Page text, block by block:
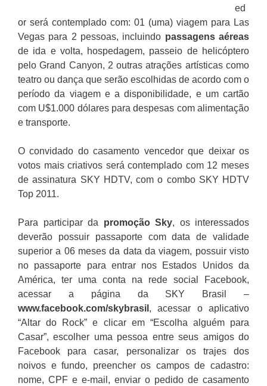
ed
or será contemplado com: 01 (uma) viagem para Las
Vegas para 2 pessoas, incluindo passagens aéreas
de ida e volta, hospedagem, passeio de helicóptero
pelo Grand Canyon, 2 outras atrações artísticas como
teatro ou dança que serão escolhidas de acordo com o
período da viagem e a disponibilidade, e um cartão
com U$1.000 dólares para despesas com alimentação
e transporte.
O convidado do casamento vencedor que deixar os
votos mais criativos será contemplado com 12 meses
de assinatura SKY HDTV, com o combo SKY HDTV
Top 2011.
Para participar da promoção Sky, os interessados
deverão possuir passaporte com data de validade
superior a 06 meses da data da viagem, possuir visto
no passaporte para entrar nos Estados Unidos da
América, ter uma conta na rede social Facebook,
acessar a página da SKY Brasil –
www.facebook.com/skybrasil , acessar o aplicativo
“Altar do Rock” e clicar em “Escolha alguém para
Casar”, escolher uma pessoa entre seus amigos do
Facebook para casar, personalizar os trajes dos
noivos e fundo, preencher os campos de cadastro:
nome, CPF e e-mail, enviar o pedido de casamento